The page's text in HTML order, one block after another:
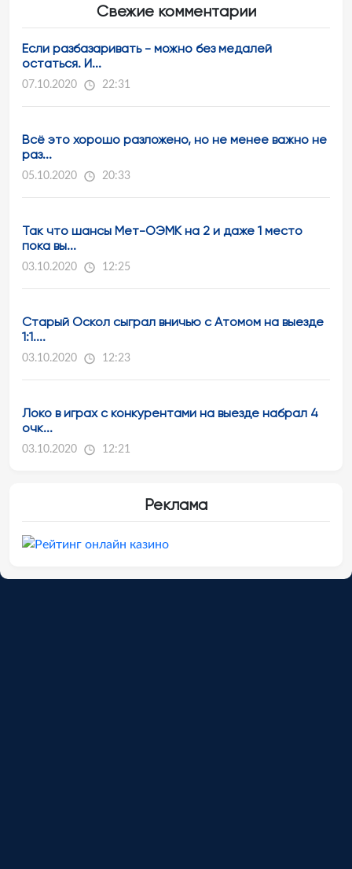
Свежие комментарии
Если разбазаривать - можно без медалей
остаться. И...
07.10.2020 22:31
Всё это хорошо разложено, но не менее важно не
раз...
05.10.2020 20:33
Так что шансы Мет-ОЭМК на 2 и даже 1 место
пока вы...
03.10.2020 12:25
Старый Оскол сыграл вничью с Атомом на выезде
1:1....
03.10.2020 12:23
Локо в играх с конкурентами на выезде набрал 4
очк...
03.10.2020 12:21
Реклама